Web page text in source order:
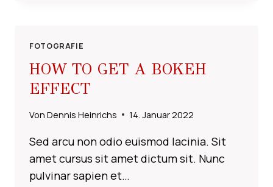
FOTOGRAFIE
HOW TO GET A BOKEH
EFFECT
Von Dennis Heinrichs 14. Januar 2022
Sed arcu non odio euismod lacinia. Sit
amet cursus sit amet dictum sit. Nunc
pulvinar sapien et…